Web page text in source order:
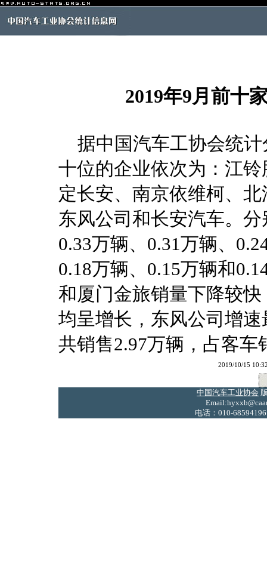
2019年9月前十
据中国汽车工协会统计
十位的企业依次为：江
定长安、南京依维柯、
东风公司和长安汽车。
0.33万辆、0.31万辆、
0.18万辆、0.15万辆和
和厦门金旅销量下降较
均呈增长，东风公司增
共销售2.97万辆，占客车
2019/10/15
中国汽车工业协会
电话：010-